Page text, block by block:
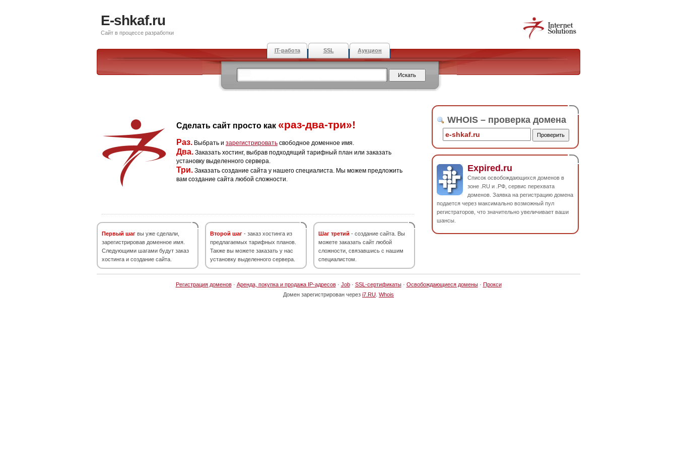
E-shkaf.ru
Сайт в процессе разработки
IT-работа SSL Аукцион
Сделать сайт просто как «раз-два-три»!
Раз. Выбрать и зарегистрировать свободное доменное имя.
Два. Заказать хостинг, выбрав подходящий тарифный план или заказать
установку выделенного сервера.
Три. Заказать создание сайта у нашего специалиста. Мы можем предложить
вам создание сайта любой сложности.
Первый шаг вы уже сделали,
зарегистрировав доменное имя.
Следующими шагами будут заказ
хостинга и создание сайта.
Второй шаг - заказ хостинга из
предлагаемых тарифных планов.
Также вы можете заказать у нас
установку выделенного сервера.
Шаг третий - создание сайта. Вы
можете заказать сайт любой
сложности, связавшись с нашим
специалистом.
WHOIS – проверка домена
Expired.ru
Список освобождающихся доменов в
зоне .RU и .РФ, сервис перехвата
доменов. Заявка на регистрацию домена
подается через максимально возможный пул
регистраторов, что значительно увеличивает ваши
шансы.
Регистрация доменов· Аренда, покупка и продажа IP-адресов· Job· SSL-сертификаты· Освобождающиеся домены· Прокси
Домен зарегистрирован через i7.RU Whois